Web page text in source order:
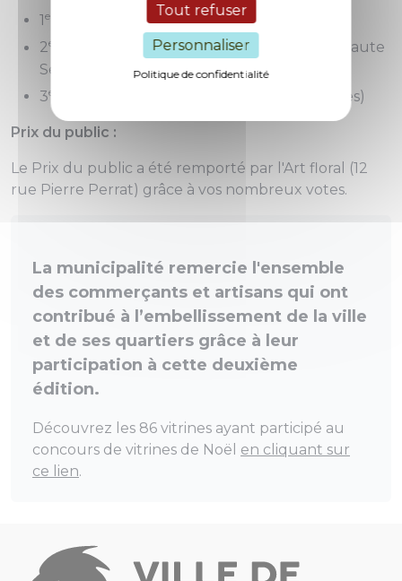
Tout refuser
Personnaliser
Politique de confidentialité
1 er
prix : Atelier Ginkgo (20 rue Saint Pierre)
2e
prix : Ameublements saint Louis (14 rue Haute
Seille)
3e prix : Crédit Expert (5 boulevard de Trêves)
Prix du public :
Le Prix du public a été remporté par l'Art floral (12
rue Pierre Perrat) grâce à vos nombreux votes.
La municipalité remercie l'ensemble
des commerçants et artisans qui ont
contribué à l’embellissement de la ville
et de ses quartiers grâce à leur
participation à cette deuxième
édition.
Découvrez les 86 vitrines ayant participé au
concours de vitrines de Noël en cliquant sur
ce lien.